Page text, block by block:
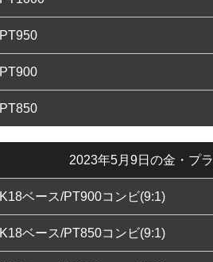
PT950
PT900
PT850
2023年5月9日の金・プ
K18ベース/PT900コンビ(9:1)
K18ベース/PT850コンビ(9:1)